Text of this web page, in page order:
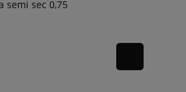
semi sec 0,75